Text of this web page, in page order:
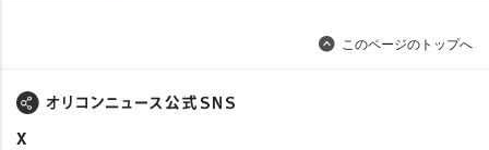
このページのトップへ
X